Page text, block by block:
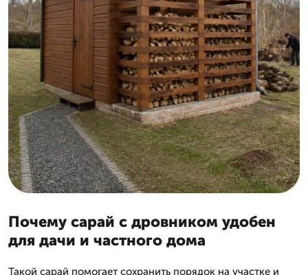
Почему сарай с дровником удобен
для дачи и частного дома
Такой сарай помогает сохранить порядок на участке и